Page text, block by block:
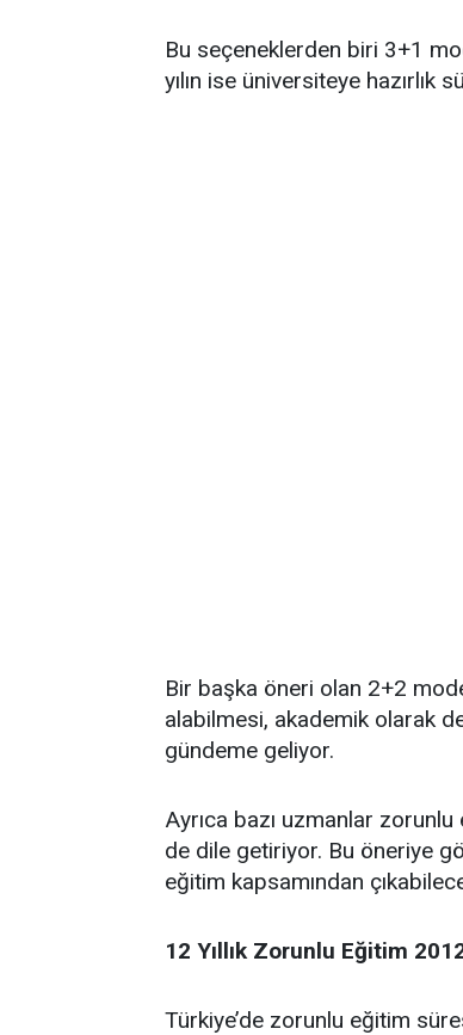
Bu seçeneklerden biri 3+1
yılın ise üniversiteye hazırlık
Bir başka öneri olan 2+2
alabilmesi, akademik olarak
gündeme geliyor.
Ayrıca bazı uzmanlar
de dile getiriyor. Bu öneriye
eğitim kapsamından
12 Yıllık Zorunlu Eğitim
Türkiye’de zorunlu eğitim